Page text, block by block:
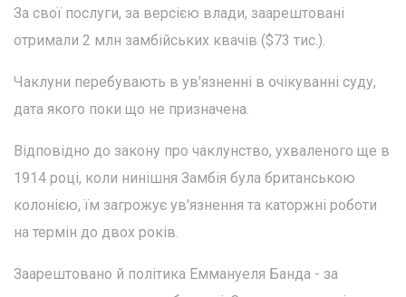
За свої послуги, за версією влади, заарештовані
отримали 2 млн замбійських квачів ($73 тис.).
Чаклуни перебувають в ув'язненні в очікуванні суду,
дата якого поки що не призначена.
Відповідно до закону про чаклунство, ухваленого ще в
1914 році, коли нинішня Замбія була британською
колонією, їм загрожує ув'язнення та каторжні роботи
на термін до двох років.
Заарештовано й політика Еммануеля Банда - за